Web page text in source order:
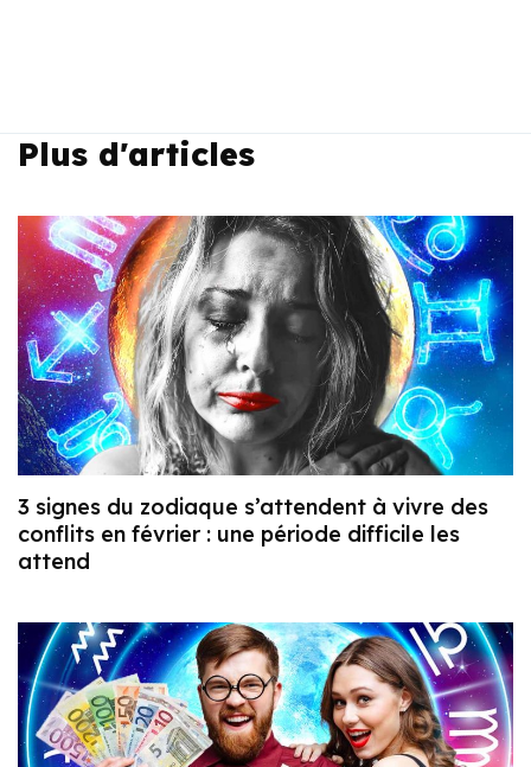
Plus d'articles
3 signes du zodiaque s’attendent à vivre des
conflits en février : une période difficile les
attend